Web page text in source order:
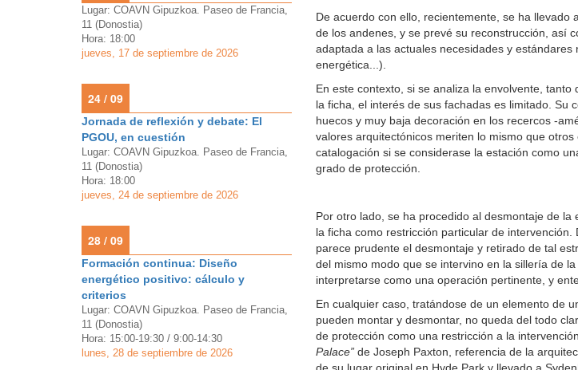
De acuerdo con ello, recientemente, se ha
de los andenes, y se prevé su reconstrucción, así
adaptada a las actuales necesidades y
energética...).
En este contexto, si se analiza la envolvente,
la ficha, el interés de sus fachadas es limitado. Su
huecos y muy baja decoración en los recercos -
valores arquitectónicos meriten lo mismo que
catalogación si se considerase la estación como
grado de protección.
Por otro lado, se ha procedido al desmontaje de
la ficha como restricción particular de
parece prudente el desmontaje y retirado de tal
del mismo modo que se intervino en la sillería de
interpretarse como una operación pertinente, y
En cualquier caso, tratándose de un elemento de
pueden montar y desmontar, no queda del todo
de protección como una restricción a la
Palace”de Joseph Paxton, referencia de la
Lugar: COAVN Gipuzkoa. Paseo de Francia,
11 (Donostia)
Hora: 18:00
jueves, 17 de septiembre de 2026
24 / 09
Jornada de reflexión y debate: El
PGOU, en cuestión
Lugar: COAVN Gipuzkoa. Paseo de Francia,
11 (Donostia)
Hora: 18:00
jueves, 24 de septiembre de 2026
28 / 09
Formación continua: Diseño
energético positivo: cálculo y
criterios
Lugar: COAVN Gipuzkoa. Paseo de Francia,
11 (Donostia)
Hora: 15:00-19:30 / 9:00-14:30
lunes, 28 de septiembre de 2026